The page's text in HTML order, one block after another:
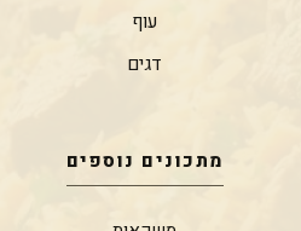
עוף
דגים
מתכונים נוספים